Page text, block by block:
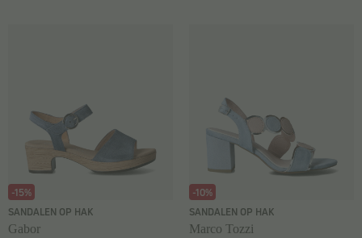
-15%
SANDALEN OP HAK
Gabor
-10%
SANDALEN OP HAK
Marco Tozzi